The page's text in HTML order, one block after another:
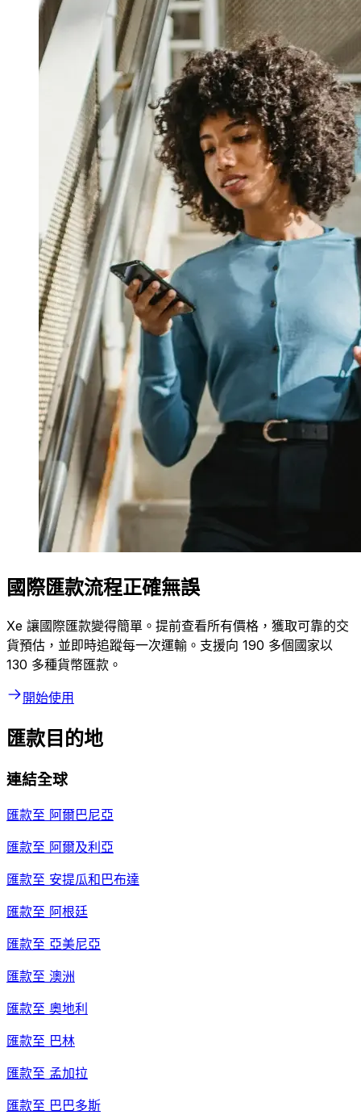
國際匯款流程正確無誤
Xe 讓國際匯款變得簡單。提前查看所有價格，獲取可靠的交
貨預估，並即時追蹤每一次運輸。支援向 190 多個國家以
130 多種貨幣匯款。
開始使用
匯款目的地
連結全球
匯款至 阿爾巴尼亞
匯款至 阿爾及利亞
匯款至 安提瓜和巴布達
匯款至 阿根廷
匯款至 亞美尼亞
匯款至 澳洲
匯款至 奧地利
匯款至 巴林
匯款至 孟加拉
匯款至 巴巴多斯